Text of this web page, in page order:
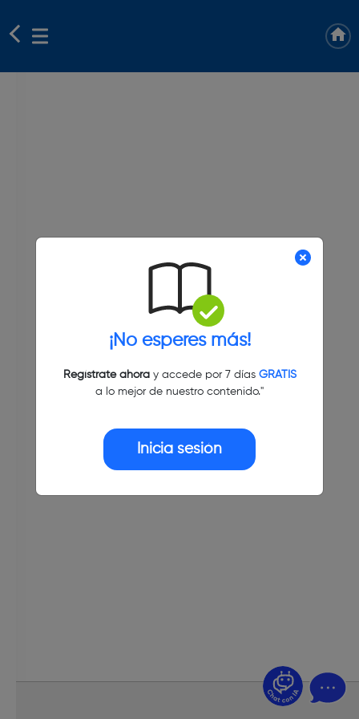
¡No esperes más!
Regístrate ahoray accede por 7 días GRATIS
a lo mejor de nuestro contenido."
Inicia sesión